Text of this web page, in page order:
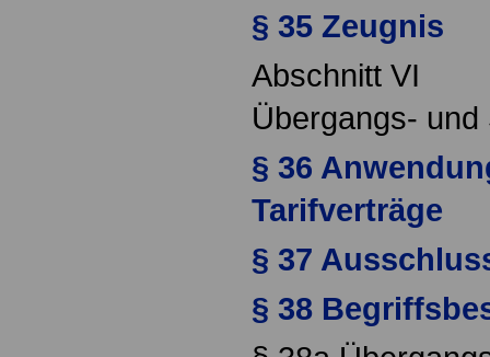
§ 35 Zeugnis
Abschnitt VI
Übergangs-
§ 36
Tarifverträge
§ 37
§ 38